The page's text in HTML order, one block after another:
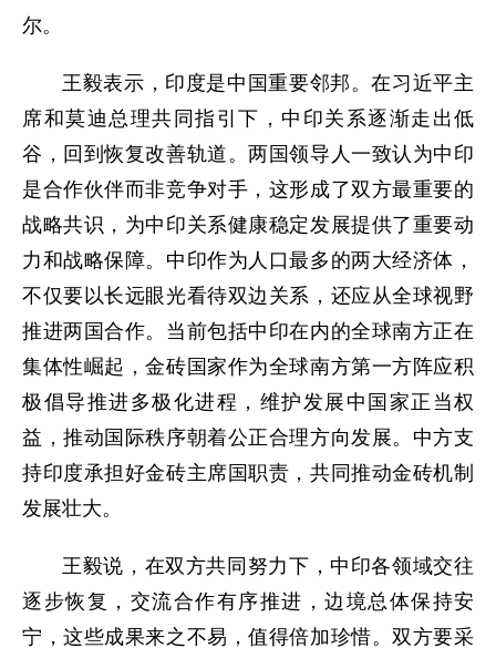
尔。
王毅表示，印度是中国重要邻邦。在习近平主
席和莫迪总理共同指引下，中印关系逐渐走出低
谷，回到恢复改善轨道。两国领导人一致认为中印
是合作伙伴而非竞争对手，这形成了双方最重要的
战略共识，为中印关系健康稳定发展提供了重要动
力和战略保障。中印作为人口最多的两大经济体，
不仅要以长远眼光看待双边关系，还应从全球视野
推进两国合作。当前包括中印在内的全球南方正在
集体性崛起，金砖国家作为全球南方第一方阵应积
极倡导推进多极化进程，维护发展中国家正当权
益，推动国际秩序朝着公正合理方向发展。中方支
持印度承担好金砖主席国职责，共同推动金砖机制
发展壮大。
王毅说，在双方共同努力下，中印各领域交往
逐步恢复，交流合作有序推进，边境总体保持安
宁，这些成果来之不易，值得倍加珍惜。双方要采